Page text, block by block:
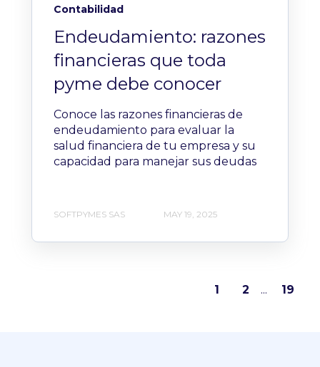
Contabilidad
Endeudamiento: razones
financieras que toda
pyme debe conocer
Conoce las razones financieras de
endeudamiento para evaluar la
salud financiera de tu empresa y su
capacidad para manejar sus deudas
SOFTPYMES SAS MAY 19, 2025
1 2 ... 19